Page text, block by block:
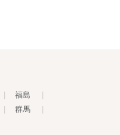
福島
群馬